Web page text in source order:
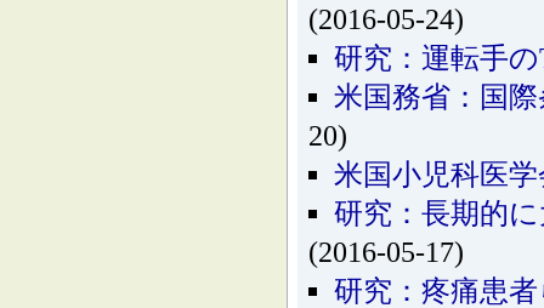
(2016-05-24)
研究：運転手
米国務省：国
20)
米国小児科医
研究：長期的
(2016-05-17)
研究：疼痛患